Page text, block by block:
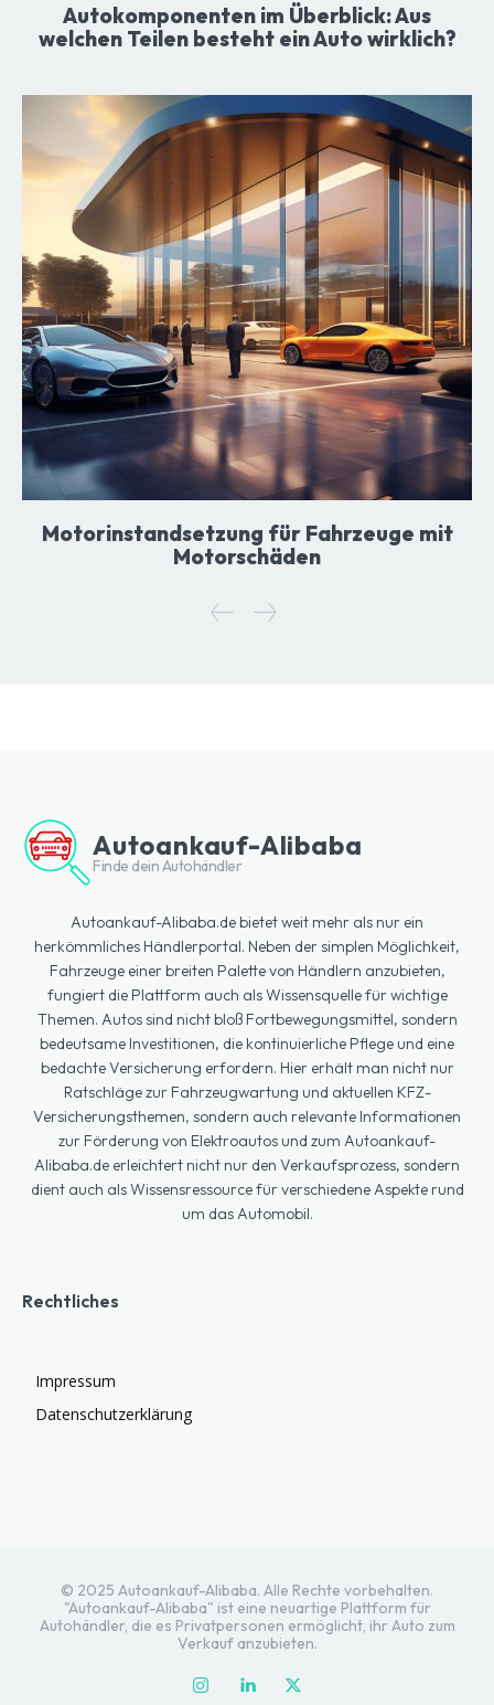
Autokomponenten im Überblick: Aus
welchen Teilen besteht ein Auto wirklich?
Motorinstandsetzung für Fahrzeuge mit
Motorschäden
Autoankauf-Alibaba
Finde dein Autohändler
Autoankauf-Alibaba.de bietet weit mehr als nur ein
herkömmliches Händlerportal. Neben der simplen Möglichkeit,
Fahrzeuge einer breiten Palette von Händlern anzubieten,
fungiert die Plattform auch als Wissensquelle für wichtige
Themen. Autos sind nicht bloß Fortbewegungsmittel, sondern
bedeutsame Investitionen, die kontinuierliche Pflege und eine
bedachte Versicherung erfordern. Hier erhält man nicht nur
Ratschläge zur Fahrzeugwartung und aktuellen KFZ-
Versicherungsthemen, sondern auch relevante Informationen
zur Förderung von Elektroautos und zum Autoankauf-
Alibaba.de erleichtert nicht nur den Verkaufsprozess, sondern
dient auch als Wissensressource für verschiedene Aspekte rund
um das Automobil.
Rechtliches
Impressum
Datenschutzerklärung
© 2025 Autoankauf-Alibaba. Alle Rechte vorbehalten.
"Autoankauf-Alibaba" ist eine neuartige Plattform für
Autohändler, die es Privatpersonen ermöglicht, ihr Auto zum
Verkauf anzubieten.